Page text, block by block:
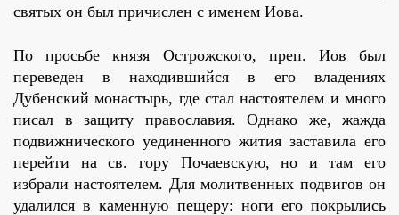
святых он был причислен с именем Иова.
По просьбе князя Острожского, преп. Иов был
переведен в находившийся в его владениях
Дубенский монастырь, где стал настоятелем и много
писал в защиту православия. Однако же, жажда
подвижнического уединенного жития заставила его
перейти на св. гору Почаевскую, но и там его
избрали настоятелем. Для молитвенных подвигов он
удалился в каменную пещеру: ноги его покрылись